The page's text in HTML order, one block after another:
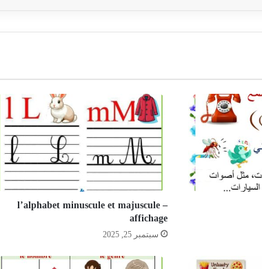
l’alphabet minuscule et majuscule –
affichage
سبتمبر 25, 2025